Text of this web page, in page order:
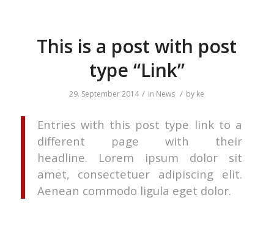
This is a post with post
type “Link”
29. September 2014 / in News / by ke
Entries with this post type link to a
different page with their
headline. Lorem ipsum dolor sit
amet, consectetuer adipiscing elit.
Aenean commodo ligula eget dolor.